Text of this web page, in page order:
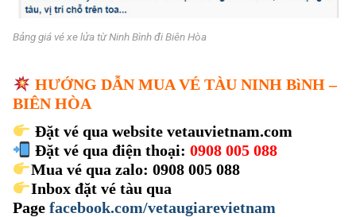
Bảng giá vé xe lửa từ Ninh Bình đi Biên Hòa
HƯỚNG DẪN MUA VÉ TÀU NINH BìNH –
BIÊN HÒA
Đặt vé qua website vetauvietnam.com
Đặt vé qua điện thoại: 0908 005 088
Mua vé qua zalo: 0908 005 088
Inbox đặt vé tàu qua
Page facebook.com/vetaugiarevietnam